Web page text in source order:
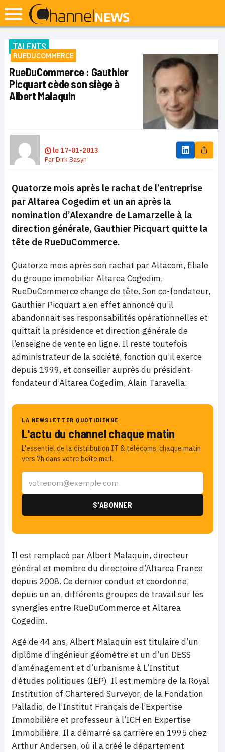
TALENTS
RUEDUCOMMERCE
RueDuCommerce : Gauthier
Picquart cède son siège à
Albert Malaquin
le17-01-2013
ParDirk Basyn
Quatorze mois après le rachat de l’entreprise
par Altarea Cogedim et un an après la
nomination d’Alexandre de Lamarzelle à la
direction générale, Gauthier Picquart quitte la
tête de RueDuCommerce.
Quatorze mois après son rachat par Altacom, filiale
du groupe immobilier Altarea Cogedim,
RueDuCommerce change de tête. Son co-fondateur,
Gauthier Picquart a en effet annoncé qu’il
abandonnait ses responsabilités opérationnelles et
quittait la présidence et direction générale de
l’enseigne de vente en ligne. Il reste toutefois
administrateur de la société, fonction qu’il exerce
depuis 1999, et conseiller auprès du président-
fondateur d’Altarea Cogedim, Alain Taravella.
LA NEWSLETTER QUOTIDIENNE
L'actu du channel chaque matin
L'essentiel de la distribution IT & télécoms, chaque matin
vers 7h dans votre boîte mail.
Il est remplacé par Albert Malaquin, directeur
général et membre du directoire d’Altarea France
depuis 2008. Ce dernier conduit et coordonne,
depuis un an, différents groupes de travail sur les
synergies entre RueDuCommerce et Altarea
Cogedim.
Agé de 44 ans, Albert Malaquin est titulaire d’un
diplôme d’ingénieur géomètre et un d’un DESS
d’aménagement et d’urbanisme à L’Institut
d’études politiques (IEP). Il est membre de la Royal
Institution of Chartered Surveyor, de la Fondation
Palladio, de l’Institut Français de l’Expertise
Immobilière et professeur à l’ICH en Expertise
Immobilière. Il a démarré sa carrière en 1995 chez
Arthur Andersen, où il a créé le département